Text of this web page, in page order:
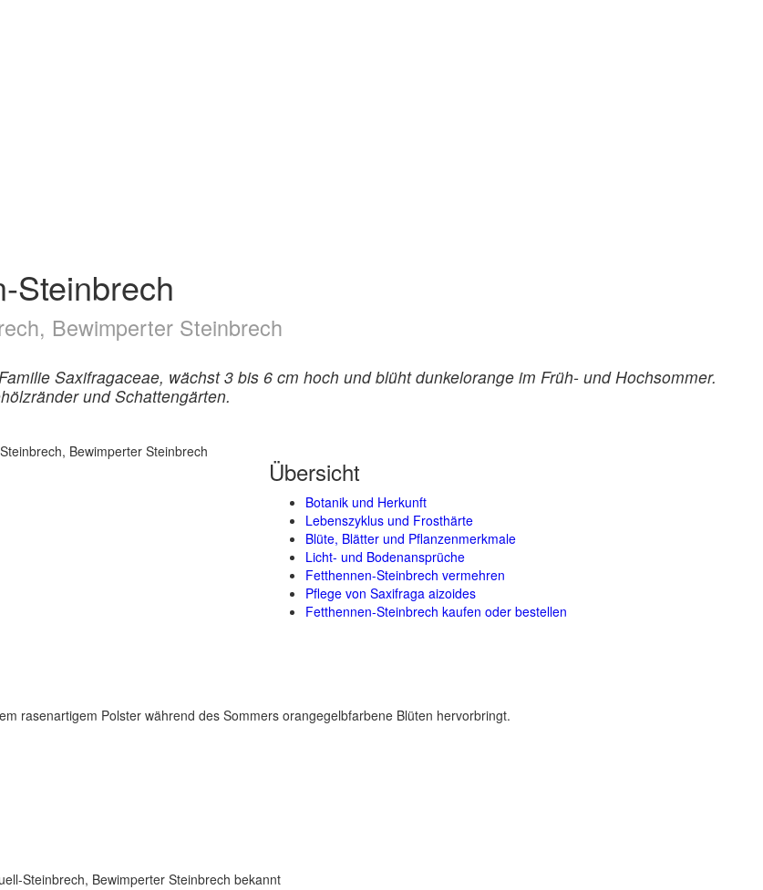
Steinbrech
Bewimperter Steinbrech
Saxifragaceae, wächst 3 bis 6 cm hoch und blüht dunkelorange im Früh- und Hochsommer.
und Schattengärten.
Übersicht
Botanik und Herkunft
Lebenszyklus und Frosthärte
Blüte, Blätter und Pflanzenmerkmale
Licht- und Bodenansprüche
Fetthennen-Steinbrech vermehren
Pflege von Saxifraga aizoides
Fetthennen-Steinbrech kaufen oder bestellen
rasenartigem Polster während des Sommers orangegelbfarbene Blüten hervorbringt.
Steinbrech, Bewimperter Steinbrech bekannt